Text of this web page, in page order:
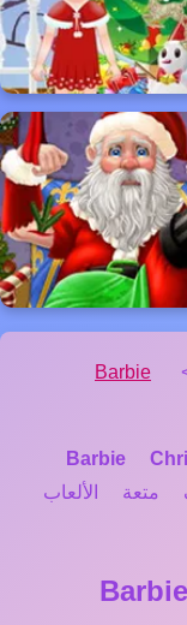
Barbie
Barbie
الألعاب
❓ هل تعمل لعبة Barbie